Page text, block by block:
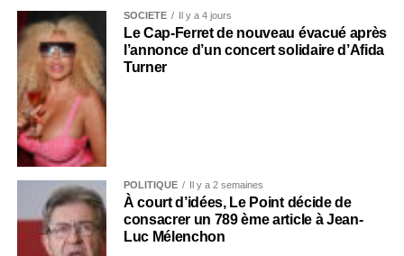
SOCIÉTÉ Il y a 4 jours
Le Cap-Ferret de nouveau évacué après
l’annonce d’un concert solidaire d’Afida
Turner
POLITIQUE Il y a 2 semaines
À court d’idées, Le Point décide de
consacrer un 789 ème article à Jean-
Luc Mélenchon